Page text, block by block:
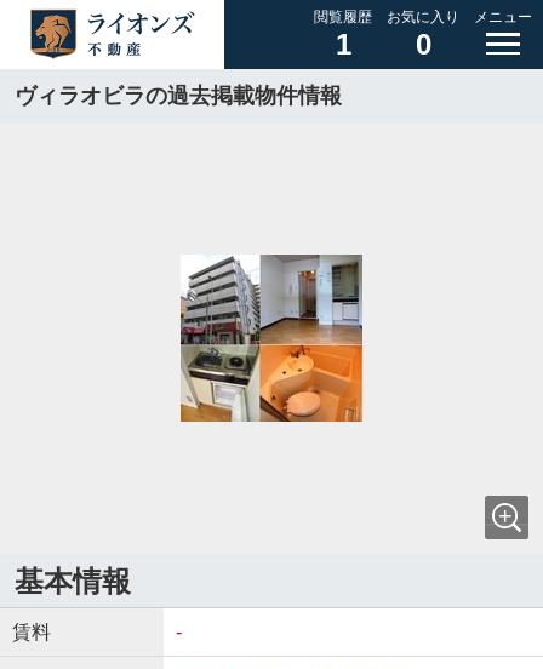
閲覧履歴
1
お気に入り
0
メニュー
ヴィラオビラの過去掲載物件情報
基本情報
賃料 -